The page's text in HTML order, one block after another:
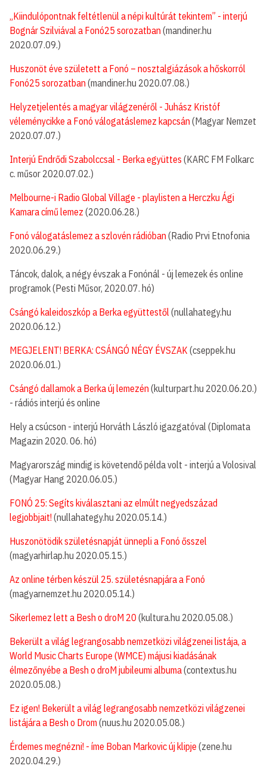
„Kiindulópontnak feltétlenül a népi kultúrát tekintem” - interjú
Bognár Szilviával a Fonó25 sorozatban (mandiner.hu
2020.07.09.)
Huszonöt éve született a Fonó – nosztalgiázások a hőskorról
Fonó25 sorozatban (mandiner.hu 2020.07.08.)
Helyzetjelentés a magyar világzenéről - Juhász Kristóf
véleménycikke a Fonó válogatáslemez kapcsán (Magyar Nemzet
2020.07.07.)
Interjú Endrődi Szabolccsal - Berka együttes (KARC FM Folkarc
c. műsor 2020.07.02.)
Melbourne-i Radio Global Village - playlisten a Herczku Ági
Kamara című lemez (2020.06.28.)
Fonó válogatáslemez a szlovén rádióban (Radio Prvi Etnofonia
2020.06.29.)
Táncok, dalok, a négy évszak a Fonónál - új lemezek és online
programok (Pesti Műsor, 2020.07. hó)
Csángó kaleidoszkóp a Berka együttestől(nullahategy.hu
2020.06.12.)
MEGJELENT! BERKA: CSÁNGÓ NÉGY ÉVSZAK (cseppek.hu
2020.06.01.)
Csángó dallamok a Berka új lemezén (kulturpart.hu 2020.06.20.)
- rádiós interjú és online
Hely a csúcson - interjú Horváth László igazgatóval (Diplomata
Magazin 2020. 06. hó)
Magyarország mindig is követendő példa volt - interjú a Volosival
(Magyar Hang 2020.06.05.)
FONÓ 25: Segíts kiválasztani az elmúlt negyedszázad
legjobbjait! (nullahategy.hu 2020.05.14.)
Huszonötödik születésnapját ünnepli a Fonó ősszel
(magyarhirlap.hu 2020.05.15.)
Az online térben készül 25. születésnapjára a Fonó
(magyarnemzet.hu 2020.05.14.)
Sikerlemez lett a Besh o droM 20 (kultura.hu 2020.05.08.)
Bekerült a világ legrangosabb nemzetközi világzenei listája, a
World Music Charts Europe (WMCE) májusi kiadásának
élmezőnyébe a Besh o droM jubileumi albuma(contextus.hu
2020.05.08.)
Ez igen! Bekerült a világ legrangosabb nemzetközi világzenei
listájára a Besh o Drom (nuus.hu 2020.05.08.)
Érdemes megnézni! - íme Boban Markovic új klipje (zene.hu
2020.04.29.)